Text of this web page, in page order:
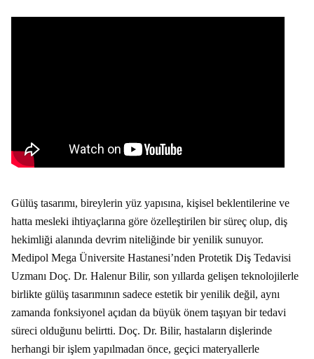
Gülüş tasarımı, bireylerin yüz yapısına, kişisel beklentilerine ve
hatta mesleki ihtiyaçlarına göre özelleştirilen bir süreç olup, diş
hekimliği alanında devrim niteliğinde bir yenilik sunuyor.
Medipol Mega Üniversite Hastanesi’nden Protetik Diş Tedavisi
Uzmanı Doç. Dr. Halenur Bilir, son yıllarda gelişen teknolojilerle
birlikte gülüş tasarımının sadece estetik bir yenilik değil, aynı
zamanda fonksiyonel açıdan da büyük önem taşıyan bir tedavi
süreci olduğunu belirtti. Doç. Dr. Bilir, hastaların dişlerinde
herhangi bir işlem yapılmadan önce, geçici materyallerle